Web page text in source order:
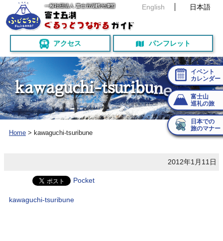
English 日本語
アクセス パンフレット
イベント
カレンダー
富士山
巡礼の旅
日本での
旅のマナー
kawaguchi-tsuribune
Home > kawaguchi-tsuribune
2012年1月11日
Pocket
kawaguchi-tsuribune